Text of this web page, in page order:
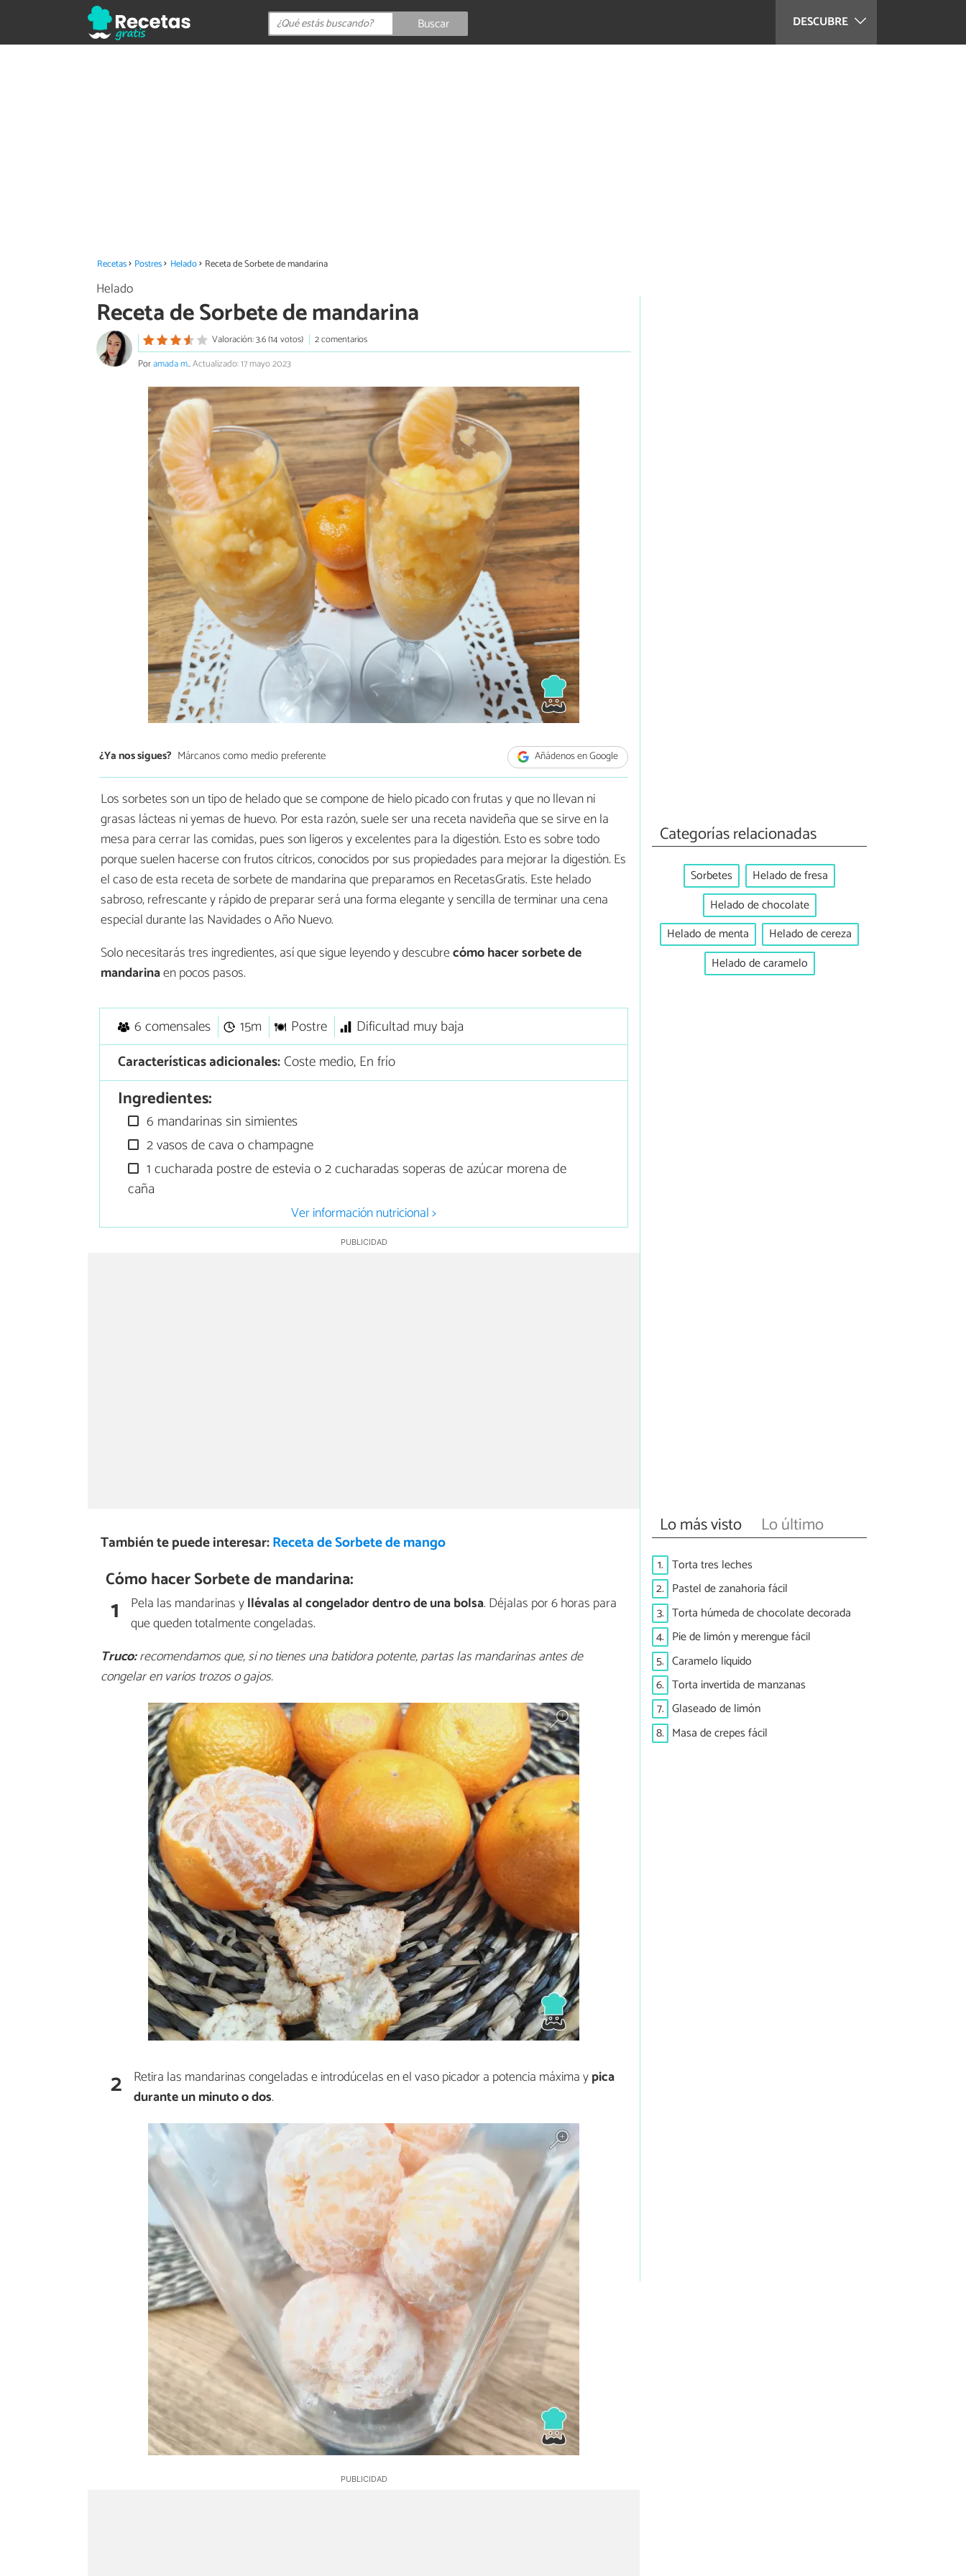
DESCUBRE
Buscar
Recetas Postres Helado Receta de Sorbete de mandarina
Helado
Receta de Sorbete de mandarina
Valoración: 3.6 (14 votos)
2 comentarios
Poramada m..Actualizado: 17 mayo 2023
¿Ya nos sigues? Márcanos como medio preferente Añádenos en Google
Los sorbetes son un tipo de helado que se compone de hielo picado con frutas y que no llevan ni
grasas lácteas ni yemas de huevo. Por esta razón, suele ser una receta navideña que se sirve en la
mesa para cerrar las comidas, pues son ligeros y excelentes para la digestión. Esto es sobre todo
porque suelen hacerse con frutos cítricos, conocidos por sus propiedades para mejorar la digestión. Es
el caso de esta receta de sorbete de mandarina que preparamos en RecetasGratis. Este helado
sabroso, refrescante y rápido de preparar será una forma elegante y sencilla de terminar una cena
especial durante las Navidades o Año Nuevo.
Solo necesitarás tres ingredientes, así que sigue leyendo y descubrecómo hacer sorbete de
mandarinaen pocos pasos.
6 comensales 15m Postre
Dificultad muy baja
Características adicionales:Coste medio, En frío
Ingredientes:
6 mandarinas sin simientes
2 vasos de cava o champagne
1 cucharada postre de estevia o 2 cucharadas soperas de azúcar morena de
caña
Ver información nutricional >
También te puede interesar:Receta de Sorbete de mango
Cómo hacer Sorbete de mandarina:
1 Pela las mandarinas yllévalas al congelador dentro de una bolsa. Déjalas por 6 horas para
que queden totalmente congeladas.
Truco:recomendamos que, si no tienes una batidora potente, partas las mandarinas antes de
congelar en varios trozos o gajos.
2 Retira las mandarinas congeladas e introdúcelas en el vaso picador a potencia máxima ypica
durante un minuto o dos.
Categorías relacionadas
Sorbetes
Helado de fresa
Helado de chocolate
Helado de menta
Helado de cereza
Helado de caramelo
Lo más visto Lo último
1. Torta tres leches
2. Pastel de zanahoria fácil
3. Torta húmeda de chocolate decorada
4. Pie de limón y merengue fácil
5. Caramelo líquido
6. Torta invertida de manzanas
7. Glaseado de limón
8. Masa de crepes fácil